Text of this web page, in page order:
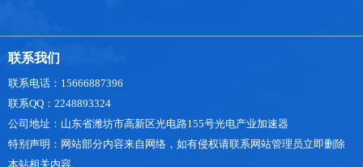
联系我们
联系电话：15666887396
联系QQ：2248893324
公司地址：山东省潍坊市高新区光电路155号光电产业加速器
特别声明：网站部分内容来自网络，如有侵权请联系网站管理员立即删除
本站相关内容。